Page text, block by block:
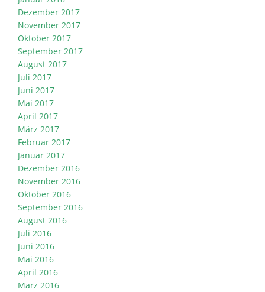
Dezember 2017
November 2017
Oktober 2017
September 2017
August 2017
Juli 2017
Juni 2017
Mai 2017
April 2017
März 2017
Februar 2017
Januar 2017
Dezember 2016
November 2016
Oktober 2016
September 2016
August 2016
Juli 2016
Juni 2016
Mai 2016
April 2016
März 2016